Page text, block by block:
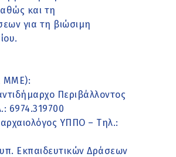
και τη
για τη βιώσιμη
ΜΜΕ):
Περιβάλλοντος
6974.319700
ΥΠΠΟ – Τηλ.:
Εκπαιδευτικών Δράσεων